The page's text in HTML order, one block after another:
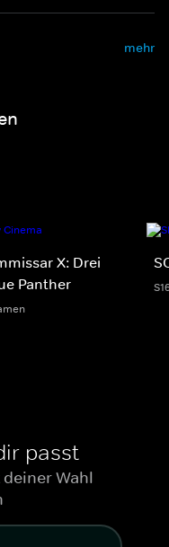
mehr
X: Drei
Panther
passt
Wahl